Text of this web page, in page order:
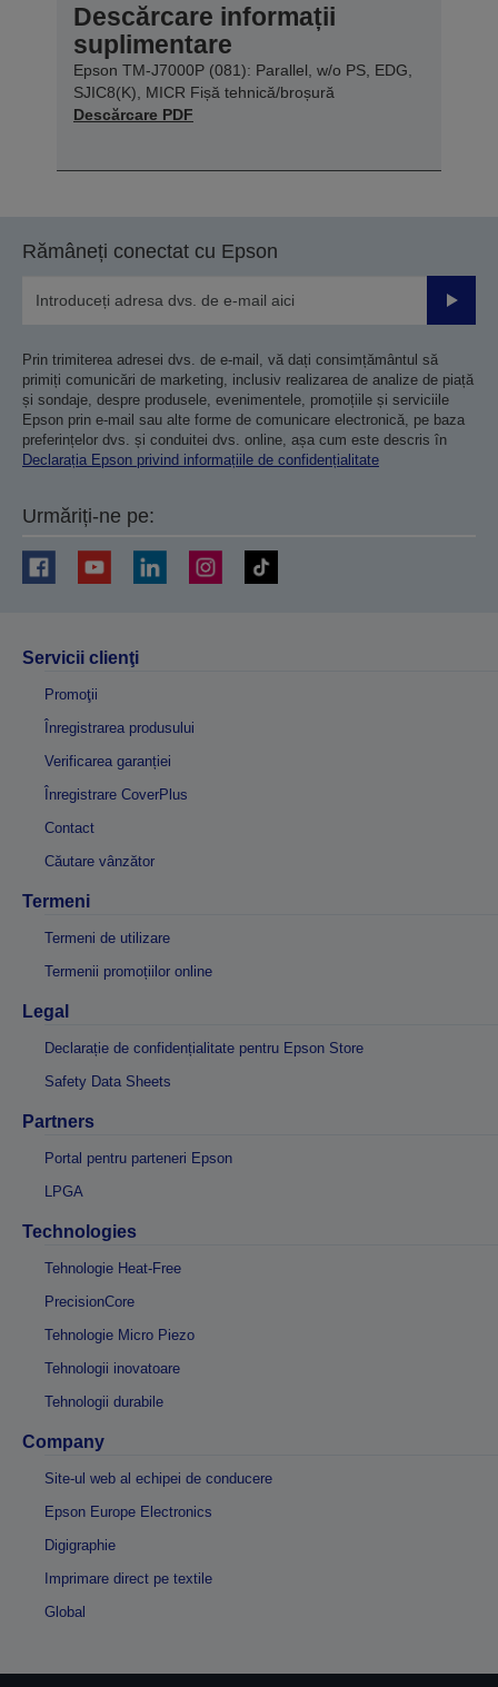
Descărcare informații
suplimentare
Epson TM-J7000P (081): Parallel, w/o PS, EDG,
SJIC8(K), MICR Fișă tehnică/broșură
Descărcare PDF
Rămâneți conectat cu Epson
Prin trimiterea adresei dvs. de e-mail, vă dați consimțământul să
primiți comunicări de marketing, inclusiv realizarea de analize de piață
și sondaje, despre produsele, evenimentele, promoțiile și serviciile
Epson prin e-mail sau alte forme de comunicare electronică, pe baza
preferințelor dvs. și conduitei dvs. online, așa cum este descris în
Declarația Epson privind informațiile de confidențialitate
Urmăriți-ne pe:
Servicii clienţi
Promoţii
Înregistrarea produsului
Verificarea garanției
Înregistrare CoverPlus
Contact
Căutare vânzător
Termeni
Termeni de utilizare
Termenii promoțiilor online
Legal
Declarație de confidențialitate pentru Epson Store
Safety Data Sheets
Partners
Portal pentru parteneri Epson
LPGA
Technologies
Tehnologie Heat-Free
PrecisionCore
Tehnologie Micro Piezo
Tehnologii inovatoare
Tehnologii durabile
Company
Site-ul web al echipei de conducere
Epson Europe Electronics
Digigraphie
Imprimare direct pe textile
Global